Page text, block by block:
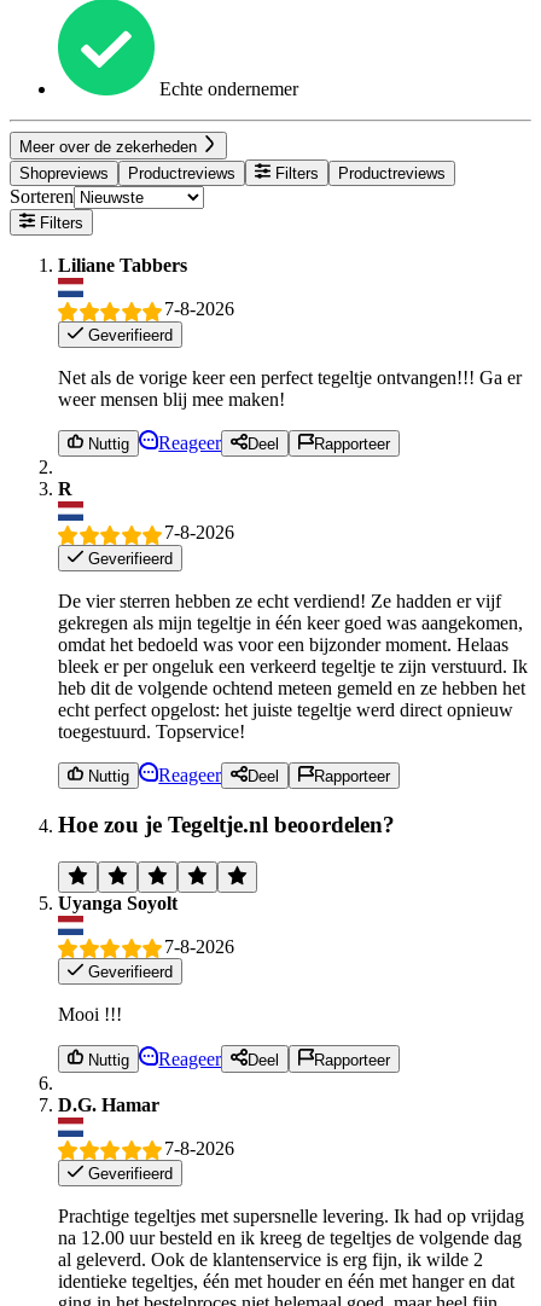
Echte ondernemer
Meer over de zekerheden
Shopreviews
Productreviews Filters Productreviews
Sorteren
Filters
Liliane Tabbers
7-8-2026
Geverifieerd
Net als de vorige keer een perfect tegeltje ontvangen!!! Ga er
weer mensen blij mee maken!
Nuttig Reageer Deel Rapporteer
R
7-8-2026
Geverifieerd
De vier sterren hebben ze echt verdiend! Ze hadden er vijf
gekregen als mijn tegeltje in één keer goed was aangekomen,
omdat het bedoeld was voor een bijzonder moment. Helaas
bleek er per ongeluk een verkeerd tegeltje te zijn verstuurd. Ik
heb dit de volgende ochtend meteen gemeld en ze hebben het
echt perfect opgelost: het juiste tegeltje werd direct opnieuw
toegestuurd. Topservice!
Nuttig Reageer Deel Rapporteer
Hoe zou je Tegeltje.nl beoordelen?
Uyanga Soyolt
7-8-2026
Geverifieerd
Mooi !!!
Nuttig Reageer Deel Rapporteer
D.G. Hamar
7-8-2026
Geverifieerd
Prachtige tegeltjes met supersnelle levering. Ik had op vrijdag
na 12.00 uur besteld en ik kreeg de tegeltjes de volgende dag
al geleverd. Ook de klantenservice is erg fijn, ik wilde 2
identieke tegeltjes, één met houder en één met hanger en dat